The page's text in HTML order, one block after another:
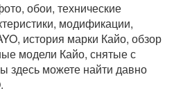
обои, технические
модификации,
история марки Кайо, обзор
модели Кайо, снятые с
здесь можете найти давно